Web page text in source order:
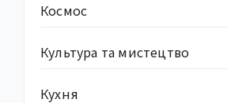
Космос
Культура та мистецтво
Кухня